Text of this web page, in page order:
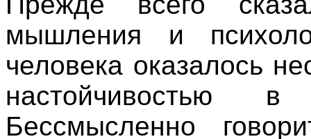
мышления и
человека оказалось
настойчивостью
Бессмысленно